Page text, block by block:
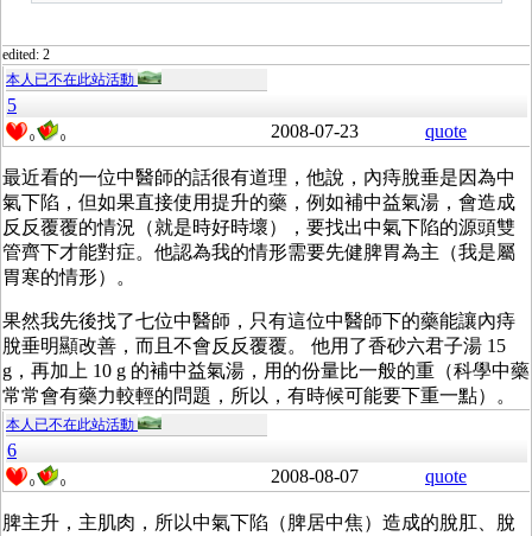
edited: 2
本人已不在此站活動
5
0 0 2008-07-23 quote
最近看的一位中醫師的話很有道理，他說，內痔脫垂是因為中
氣下陷，但如果直接使用提升的藥，例如補中益氣湯，會造成
反反覆覆的情況（就是時好時壞），要找出中氣下陷的源頭雙
管齊下才能對症。他認為我的情形需要先健脾胃為主（我是屬
胃寒的情形）。
果然我先後找了七位中醫師，只有這位中醫師下的藥能讓內痔
脫垂明顯改善，而且不會反反覆覆。 他用了香砂六君子湯 15
g，再加上 10 g 的補中益氣湯，用的份量比一般的重（科學中藥
常常會有藥力較輕的問題，所以，有時候可能要下重一點）。
本人已不在此站活動
6
0 0 2008-08-07 quote
脾主升，主肌肉，所以中氣下陷（脾居中焦）造成的脫肛、脫